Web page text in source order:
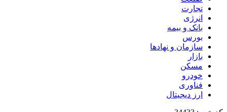
تجارت
انرژی
بانک و بیمه
بورس
سازمان و نهادها
بازار
مسکن
خودرو
فناوری
ارز دیجیتال